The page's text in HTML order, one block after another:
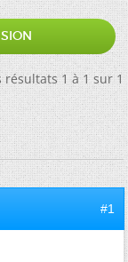
résultats 1 à 1 sur 1
#1